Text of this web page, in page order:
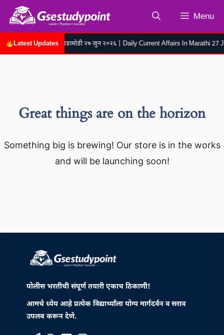
Skip
content
Menu
Latest Updates
रोजच्या चालू घडामोडी २७ जुन २०२६ | Daily Current Affairs In Marathi 27
Great things are on the horizon
Something big is brewing! Our store is in the works
and will be launching soon!
पोलीस भरतीची संपूर्ण तयारी एकाच ठिकाणी!
आमचे ध्येय आहे प्रत्येक विद्यार्थ्यांला योग्य मार्गदर्वन व सराव
उपलब करून देणे.